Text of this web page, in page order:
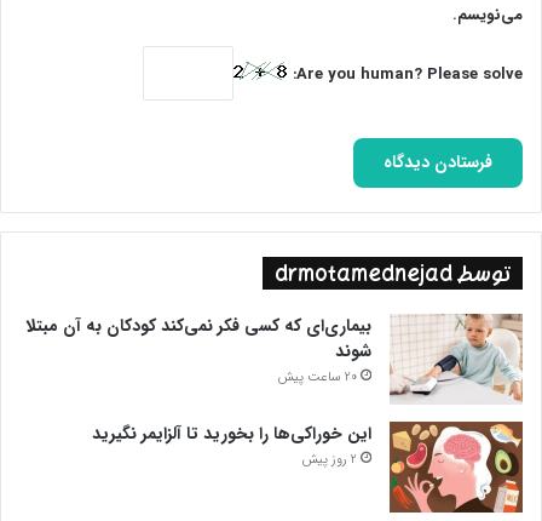
می‌نویسم.
Are you human? Please solve:
توسط drmotamednejad
بیماری‌ای که کسی فکر نمی‌کند کودکان به آن مبتلا
شوند
20 ساعت پیش
این خوراکی‌ها را بخورید تا آلزایمر نگیرید
2 روز پیش